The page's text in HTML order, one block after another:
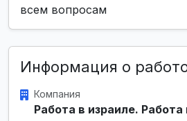
всем вопросам
Информация о
Компания
Работа в израиле.